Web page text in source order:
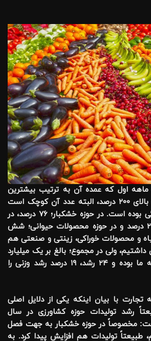
اول که عمده آن به ترتیب بیشترین
رشد‌ها در حوزه غلات؛ بالای ۲۰۰ درصد، البته عدد آن کوچک است
ولی رشد آن، رشد بزرگی بوده است. در حوزه خشکبار؛ ۷۶ درصد، در
حوزه میوه و تره‌بار؛ ۲۳ درصد و در حوزه محصولات حیوانی؛ شش
و محصولات خوراکی، زینتی و صنعتی هم
درصدی داشتیم، ولی در مجموع؛ بالغ بر یک میلیارد
دلار صادرات سه ماهه ما بوده و ۲۴ رشد، ۱۹ درصد رشد وزنی را
با بیان اینکه یکی از دلایل اصلی
رشد تولیدات حوزه کشاورزی در سال
مخصوصاً در حوزه خشکبار به جهت فصل
طبیعتاً تولیدات هم افزایش پیدا کرد. به